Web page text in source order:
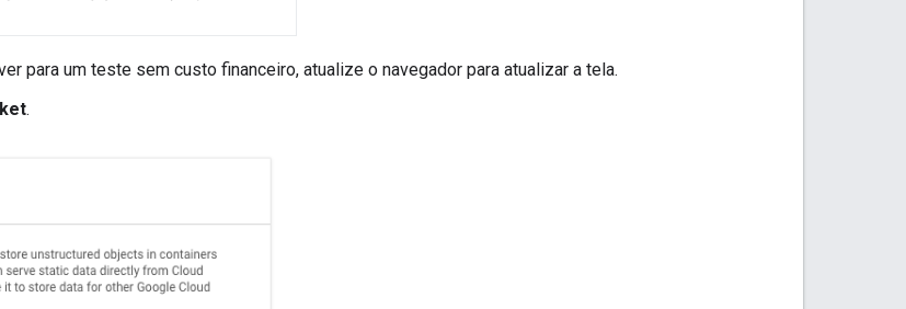
para um teste sem custo financeiro, atualize o navegador para atualizar a tela.
.